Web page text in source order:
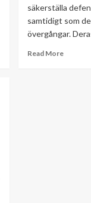
säkerställa
samtidigt som
övergångar.
Read MoreRead